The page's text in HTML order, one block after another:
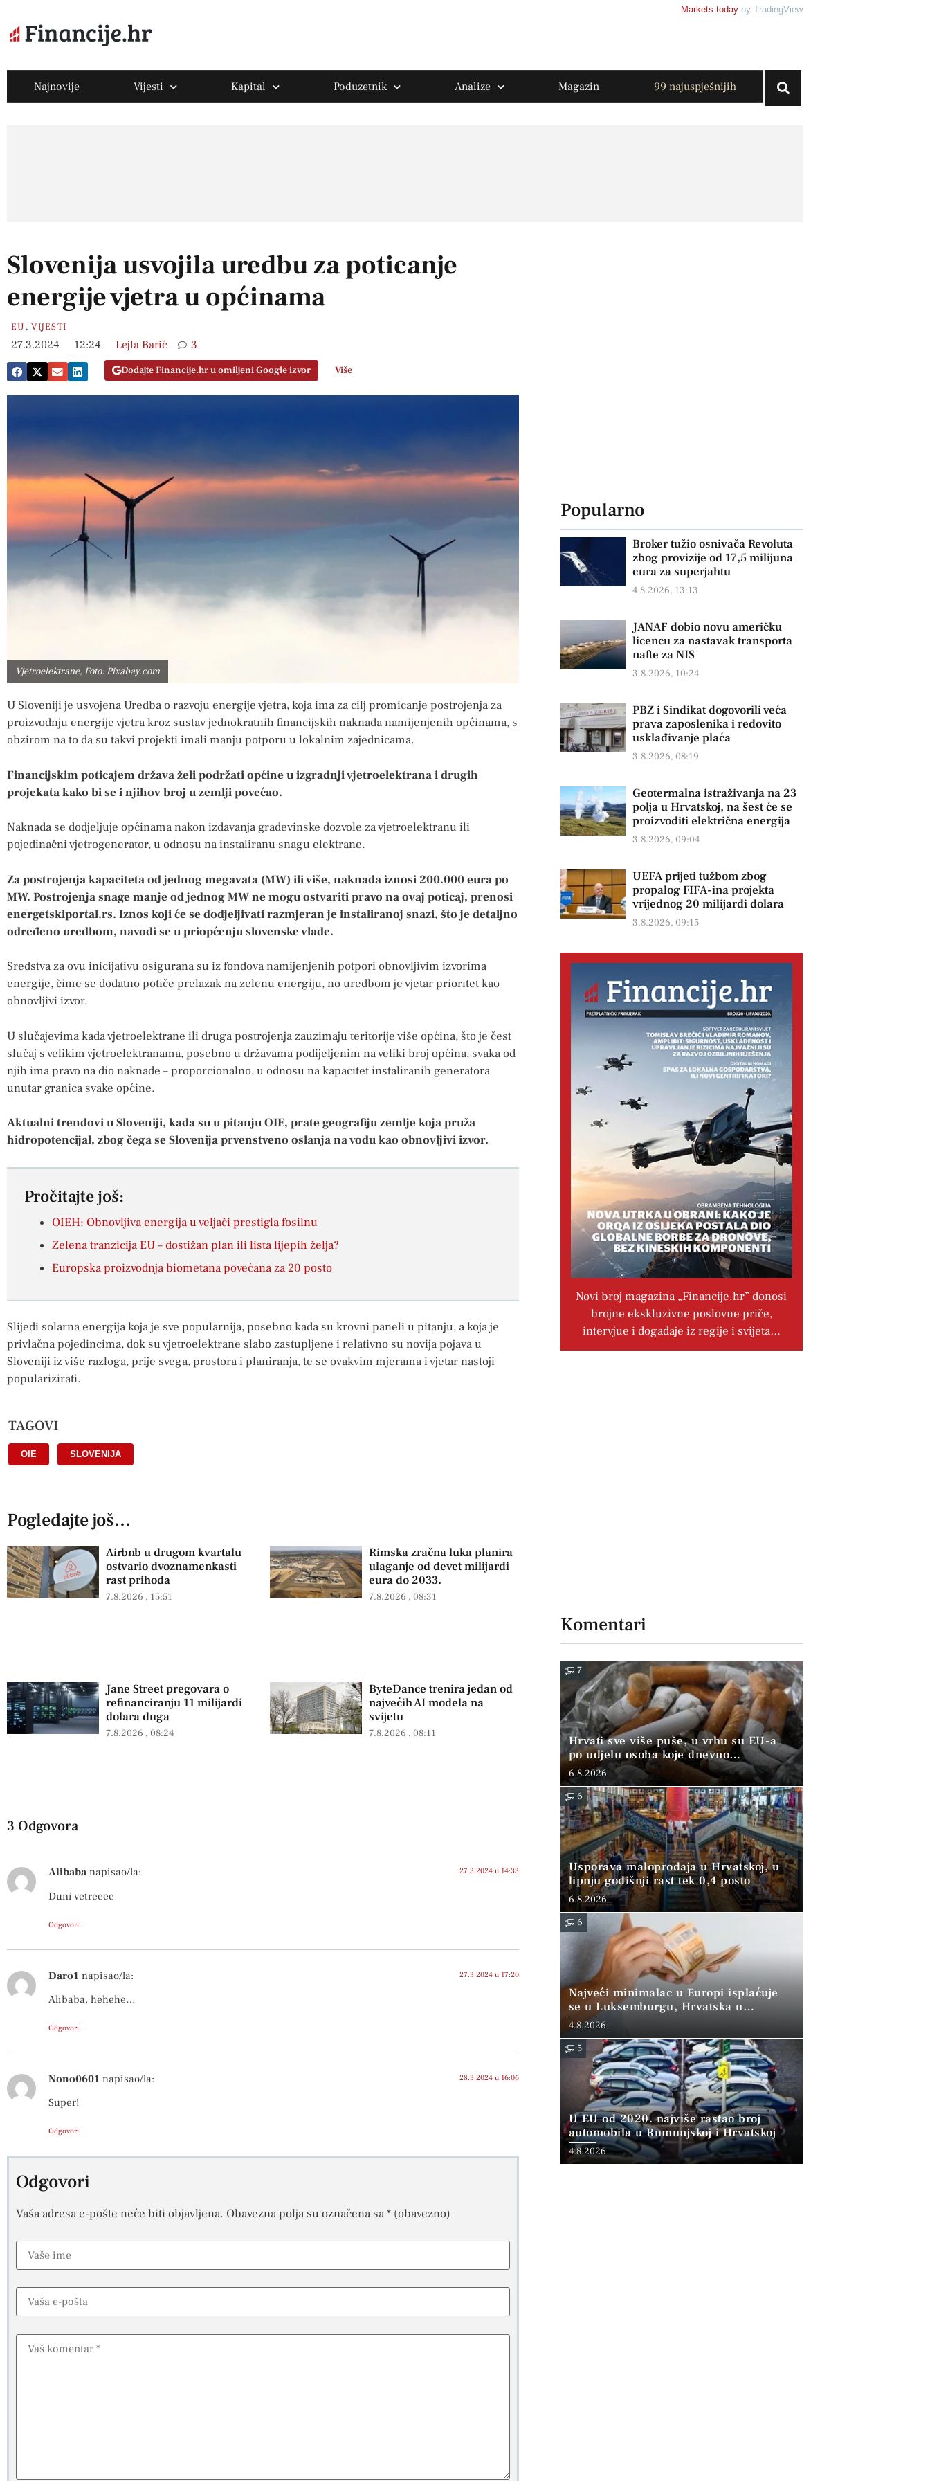
Markets today by TradingView
Najnovije Vijesti Kapital Poduzetnik Analize Magazin 99 najuspješnijih
Slovenija usvojila uredbu za poticanje
energije vjetra u općinama
EU ,VIJESTI
27.3.2024 12:24 Lejla Barić 3
Dodajte Financije.hr u omiljeni Google izvor Više
Vjetroelektrane, Foto: Pixabay.com
U Sloveniji je usvojena Uredba o razvoju energije vjetra, koja ima za cilj promicanje postrojenja za
proizvodnju energije vjetra kroz sustav jednokratnih financijskih naknada namijenjenih općinama, s
obzirom na to da su takvi projekti imali manju potporu u lokalnim zajednicama.
Financijskim poticajem država želi podržati općine u izgradnji vjetroelektrana i drugih
projekata kako bi se i njihov broj u zemlji povećao.
Naknada se dodjeljuje općinama nakon izdavanja građevinske dozvole za vjetroelektranu ili
pojedinačni vjetrogenerator, u odnosu na instaliranu snagu elektrane.
Za postrojenja kapaciteta od jednog megavata (MW) ili više, naknada iznosi 200.000 eura po
MW. Postrojenja snage manje od jednog MW ne mogu ostvariti pravo na ovaj poticaj, prenosi
energetskiportal.rs. Iznos koji će se dodjeljivati razmjeran je instaliranoj snazi, što je detaljno
određeno uredbom, navodi se u priopćenju slovenske vlade.
Sredstva za ovu inicijativu osigurana su iz fondova namijenjenih potpori obnovljivim izvorima
energije, čime se dodatno potiče prelazak na zelenu energiju, no uredbom je vjetar prioritet kao
obnovljivi izvor.
U slučajevima kada vjetroelektrane ili druga postrojenja zauzimaju teritorije više općina, što je čest
slučaj s velikim vjetroelektranama, posebno u državama podijeljenim na veliki broj općina, svaka od
njih ima pravo na dio naknade – proporcionalno, u odnosu na kapacitet instaliranih generatora
unutar granica svake općine.
Aktualni trendovi u Sloveniji, kada su u pitanju OIE, prate geografiju zemlje koja pruža
hidropotencijal, zbog čega se Slovenija prvenstveno oslanja na vodu kao obnovljivi izvor.
Pročitajte još:
OIEH: Obnovljiva energija u veljači prestigla fosilnu
Zelena tranzicija EU – dostižan plan ili lista lijepih želja?
Europska proizvodnja biometana povećana za 20 posto
Slijedi solarna energija koja je sve popularnija, posebno kada su krovni paneli u pitanju, a koja je
privlačna pojedincima, dok su vjetroelektrane slabo zastupljene i relativno su novija pojava u
Sloveniji iz više razloga, prije svega, prostora i planiranja, te se ovakvim mjerama i vjetar nastoji
popularizirati.
TAGOVI
OIE SLOVENIJA
Pogledajte još...
Airbnb u drugom kvartalu
ostvario dvoznamenkasti
rast prihoda
7.8.2026 15:51
Rimska zračna luka planira
ulaganje od devet milijardi
eura do 2033.
7.8.2026 08:31
Jane Street pregovara o
refinanciranju 11 milijardi
dolara duga
7.8.2026 08:24
ByteDance trenira jedan od
najvećih AI modela na
svijetu
7.8.2026 08:11
3 Odgovora
Alibaba napisao/la: 27.3.2024 u 14:33
Duni vetreeee
Odgovori
Daro1 napisao/la: 27.3.2024 u 17:20
Alibaba, hehehe…
Odgovori
Nono0601 napisao/la: 28.3.2024 u 16:06
Super!
Odgovori
Odgovori
Vaša adresa e-pošte neće biti objavljena. Obavezna polja su označena sa* (obavezno)
Popularno
Broker tužio osnivača Revoluta
zbog provizije od 17,5 milijuna
eura za superjahtu
4.8.2026, 13:13
JANAF dobio novu američku
licencu za nastavak transporta
nafte za NIS
3.8.2026, 10:24
PBZ i Sindikat dogovorili veća
prava zaposlenika i redovito
usklađivanje plaća
3.8.2026, 08:19
Geotermalna istraživanja na 23
polja u Hrvatskoj, na šest će se
proizvoditi električna energija
3.8.2026, 09:04
UEFA prijeti tužbom zbog
propalog FIFA-ina projekta
vrijednog 20 milijardi dolara
3.8.2026, 09:15
Novi broj magazina „Financije.hr” donosi
brojne ekskluzivne poslovne priče,
intervjue i događaje iz regije i svijeta…
Komentari
7
Hrvati sve više puše, u vrhu su EU-a
po udjelu osoba koje dnevno
konzumiraju duhan
6.8.2026
6
Usporava maloprodaja u Hrvatskoj, u
lipnju godišnji rast tek 0,4 posto
6.8.2026
6
Najveći minimalac u Europi isplaćuje
se u Luksemburgu, Hrvatska u
“srednjoj skupini”
4.8.2026
5
U EU od 2020. najviše rastao broj
automobila u Rumunjskoj i Hrvatskoj
4.8.2026